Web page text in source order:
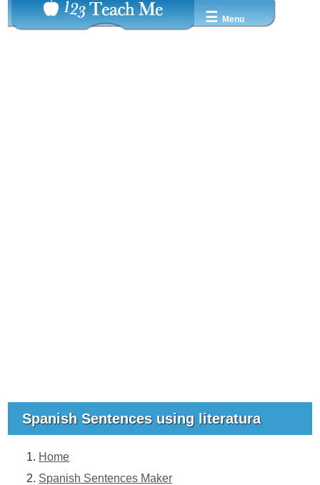
☰ Menu
Spanish Sentences using literatura
Home
Spanish Sentences Maker